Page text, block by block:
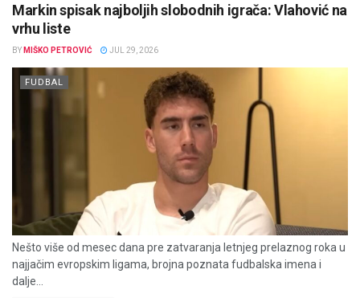
Markin spisak najboljih slobodnih igrača: Vlahović na
vrhu liste
BY MIŠKO PETROVIĆ JUL 29, 2026
FUDBAL
Nešto više od mesec dana pre zatvaranja letnjeg prelaznog roka u
najjačim evropskim ligama, brojna poznata fudbalska imena i
dalje...